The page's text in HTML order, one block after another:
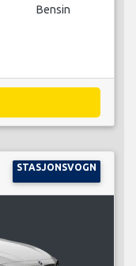
Bensin
STASJONSVOGN